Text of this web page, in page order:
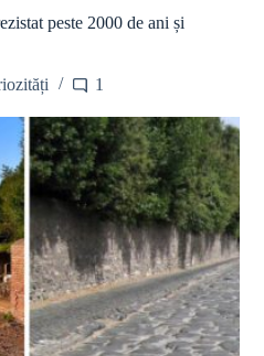
peste 2000 de ani și
1